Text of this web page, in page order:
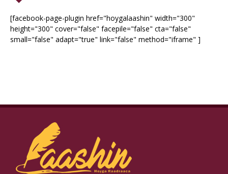
[facebook-page-plugin href="hoygalaashin" width="300"
height="300" cover="false" facepile="false" cta="false"
small="false" adapt="true" link="false" method="iframe" ]